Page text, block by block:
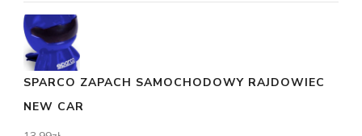
SPARCO ZAPACH SAMOCHODOWY RAJDOWIEC
NEW CAR